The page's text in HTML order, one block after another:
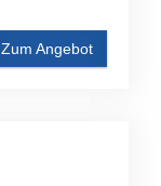
Zum Angebot